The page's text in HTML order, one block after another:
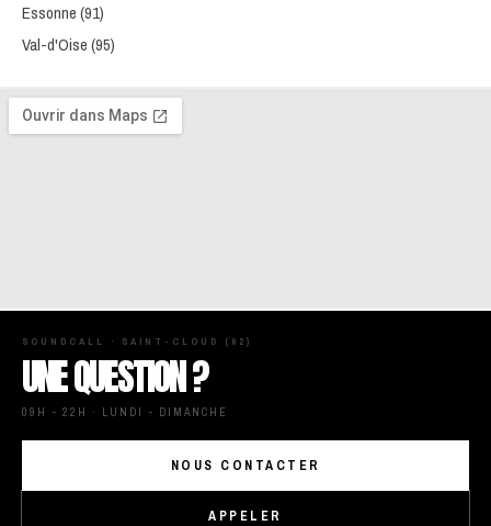
Essonne (91)
Val-d'Oise (95)
SOUNDCALL · SAINT-CLOUD (92)
UNE QUESTION ?
09H - 22H · LUNDI - DIMANCHE
NOUS CONTACTER
APPELER